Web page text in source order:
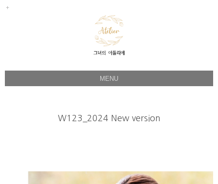
MENU
W123_2024 New version